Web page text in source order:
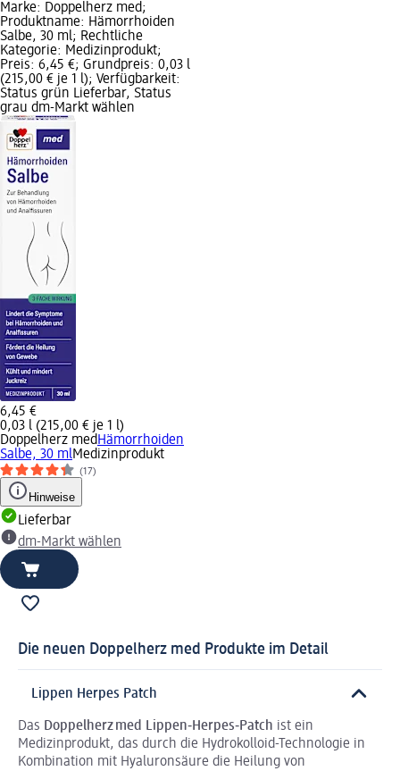
Marke: Doppelherz med;
Produktname: Hämorrhoiden
Salbe, 30 ml; Rechtliche
Kategorie: Medizinprodukt;
Preis: 6,45 €; Grundpreis: 0,03 l
(215,00 € je 1 l); Verfügbarkeit:
Status grün Lieferbar, Status
grau dm-Markt wählen
6,45 €
0,03 l (215,00 € je 1 l)
Doppelherz medHämorrhoiden
Salbe, 30 mlMedizinprodukt
(17)
Hinweise
Lieferbar
dm-Markt wählen
Die neuen Doppelherz med Produkte im Detail
Lippen Herpes Patch
Das Doppelherz med Lippen‑Herpes‑Patch ist ein
Medizinprodukt, das durch die Hydrokolloid-Technologie in
Kombination mit Hyaluronsäure die Heilung von